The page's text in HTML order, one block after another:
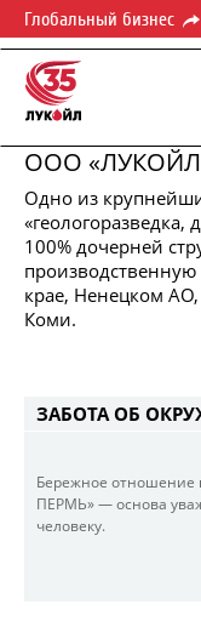
Глобальный бизнес
ООО
Одно из
«геологоразведка,
100% дочерней
производственную
крае, Ненецком
Коми.
ЛУКОЙЛ-ПЕРМЬ
Поиск, разведка
ЗАБОТА ОБ
Бережное отношение
ПЕРМЬ» — основа
человеку.